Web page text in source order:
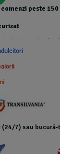
peste
la checkout și nu
7) sau